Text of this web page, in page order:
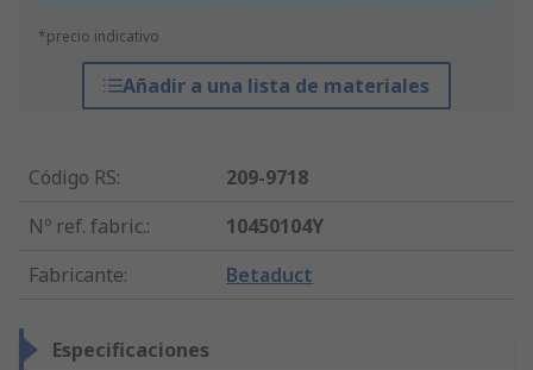
*precio indicativo
Añadir a una lista de materiales
Código RS:
209-9718
Nº ref. fabric.:
10450104Y
Fabricante: Betaduct
Especificaciones